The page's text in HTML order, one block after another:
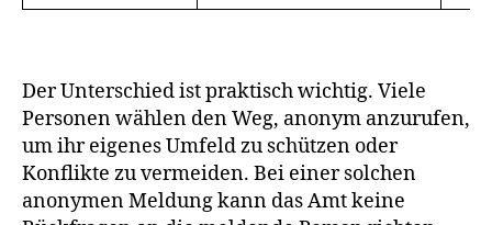
Der Unterschied ist praktisch wichtig. Viele
Personen wählen den Weg, anonym anzurufen,
um ihr eigenes Umfeld zu schützen oder
Konflikte zu vermeiden. Bei einer solchen
anonymen Meldung kann das Amt keine